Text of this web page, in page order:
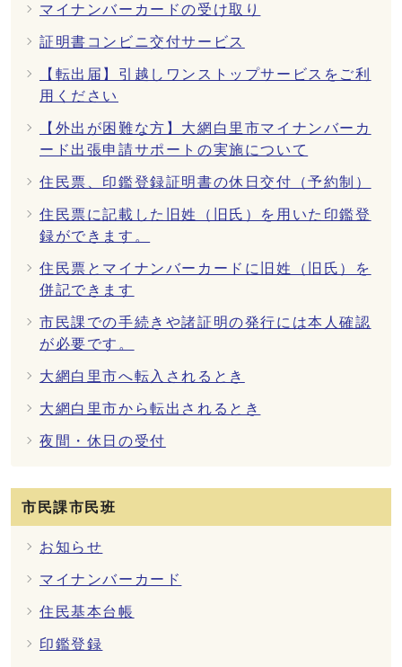
マイナンバーカードの受け取り
証明書コンビニ交付サービス
【転出届】引越しワンストップサービスをご利
用ください
【外出が困難な方】大網白里市マイナンバーカ
ード出張申請サポートの実施について
住民票、印鑑登録証明書の休日交付（予約制）
住民票に記載した旧姓（旧氏）を用いた印鑑登
録ができます。
住民票とマイナンバーカードに旧姓（旧氏）を
併記できます
市民課での手続きや諸証明の発行には本人確認
が必要です。
大網白里市へ転入されるとき
大網白里市から転出されるとき
夜間・休日の受付
市民課市民班
お知らせ
マイナンバーカード
住民基本台帳
印鑑登録